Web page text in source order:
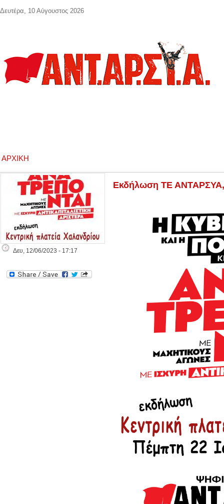
ΑΡΧΙΚΉ
Δευ, 12/06/2023 - 17:17
Εκδήλωση ΤΕ ΑΝΤΑΡΣΥΑ,
Δευτέρα, 10 Αύγουστος 2026